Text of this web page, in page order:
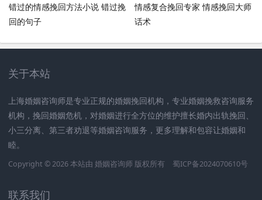
错过的情感挽回方法小说 错过挽
回的句子
情感复合挽回专家 情感挽回大师
话术
关于本站
上海婚姻咨询师是专业正规的婚姻挽回机构，专业婚姻挽救咨询服务
机构，挽回婚姻危机，对婚姻进行全方位的维护擅长婚内出轨挽回、
小三分离、第三者劝退等婚姻咨询服务，更多理解和包容让婚姻和
睦。
Copyright © 2026 本站由 婚姻咨询师 版权所有 蜀ICP备2024070610号
联系我们